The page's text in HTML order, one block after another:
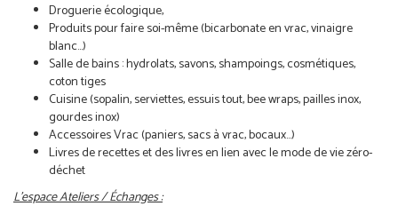
Droguerie écologique,
Produits pour faire soi-même (bicarbonate en vrac, vinaigre
blanc…)
Salle de bains : hydrolats, savons, shampoings, cosmétiques,
coton tiges
Cuisine (sopalin, serviettes, essuis tout, bee wraps, pailles inox,
gourdes inox)
Accessoires Vrac (paniers, sacs à vrac, bocaux…)
Livres de recettes et des livres en lien avec le mode de vie zéro-
déchet
L’espace Ateliers / Échanges :